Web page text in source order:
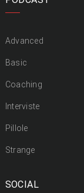
Advanced
Basic
Coaching
Interviste
Pillole
Strange
SOCIAL